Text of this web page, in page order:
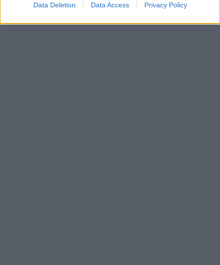
Data Deletion Data Access Privacy Policy